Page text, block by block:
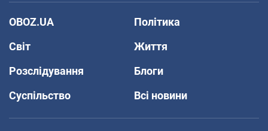
OBOZ.UA
Політика
Світ
Життя
Розслідування
Блоги
Суспільство
Всі новини